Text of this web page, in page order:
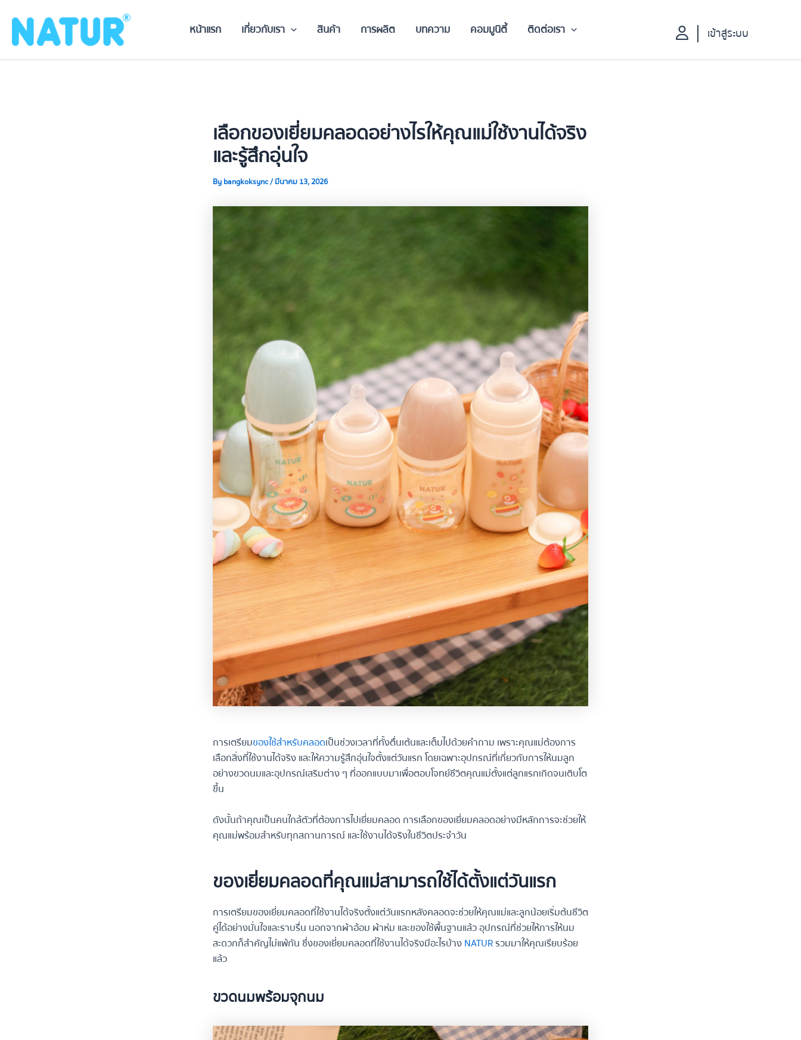
content
หน้าแรก เกี่ยวกับเรา สินค้า การผลิต บทความ คอมมูนิตี้ ติดต่อเรา
เลือกของเยี่ยมคลอดอย่างไรให้คุณแม่ใช้งานได้จริง
และรู้สึกอุ่นใจ
By bangkoksync/มีนาคม 13, 2026
การเตรียมของใช้สำหรับคลอดเป็นช่วงเวลาที่ทั้งตื่นเต้นและเต็มไปด้วยคำถาม เพราะคุณแม่ต้องการ
เลือกสิ่งที่ใช้งานได้จริง และให้ความรู้สึกอุ่นใจตั้งแต่วันแรก โดยเฉพาะอุปกรณ์ที่เกี่ยวกับการให้นมลูก
อย่างขวดนมและอุปกรณ์เสริมต่าง ๆ ที่ออกแบบมาเพื่อตอบโจทย์ชีวิตคุณแม่ตั้งแต่ลูกแรกเกิดจนเติบโต
ขึ้น
ดังนั้นถ้าคุณเป็นคนใกล้ตัวที่ต้องการไปเยี่ยมคลอด การเลือกของเยี่ยมคลอดอย่างมีหลักการจะช่วยให้
คุณแม่พร้อมสำหรับทุกสถานการณ์ และใช้งานได้จริงในชีวิตประจำวัน
ของเยี่ยมคลอดที่คุณแม่สามารถใช้ได้ตั้งแต่วันแรก
การเตรียมของเยี่ยมคลอดที่ใช้งานได้จริงตั้งแต่วันแรกหลังคลอดจะช่วยให้คุณแม่และลูกน้อยเริ่มต้นชีวิต
คู่ได้อย่างมั่นใจและราบรื่น นอกจากผ้าอ้อม ผ้าห่ม และของใช้พื้นฐานแล้ว อุปกรณ์ที่ช่วยให้การให้นม
สะดวกก็สำคัญไม่แพ้กัน ซึ่งของเยี่ยมคลอดที่ใช้งานได้จริงมีอะไรบ้างNATURรวมมาให้คุณเรียบร้อย
แล้ว
ขวดนมพร้อมจุกนม
เข้าสู่ระบบ